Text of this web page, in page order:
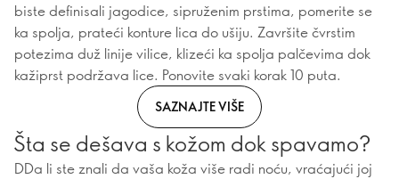
biste definisali jagodice, sipruženim prstima, pomerite se
ka spolja, prateći konture lica do ušiju. Završite čvrstim
potezima duž linije vilice, klizeći ka spolja palčevima dok
kažiprst podržava lice. Ponovite svaki korak 10 puta.
SAZNAJTE VIŠE
Šta se dešava s kožom dok spavamo?
DDa li ste znali da vaša koža više radi noću, vraćajući joj